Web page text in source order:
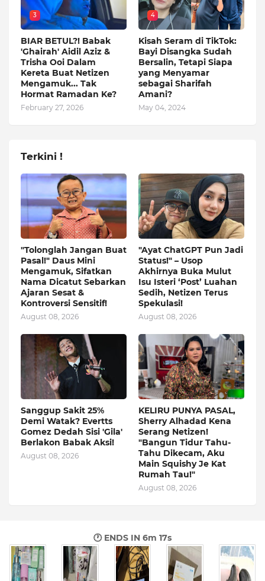
3
BIAR BETUL?! Babak
'Ghairah' Aidil Aziz &
Trisha Ooi Dalam
Kereta Buat Netizen
Mengamuk... Tak
Hormat Ramadan Ke?
February 27, 2026
4
Kisah Seram di TikTok:
Bayi Disangka Sudah
Bersalin, Tetapi Siapa
yang Menyamar
sebagai Sharifah
Amani?
May 04, 2024
Terkini !
"Tolonglah Jangan Buat
Pasal!" Daus Mini
Mengamuk, Sifatkan
Nama Dicatut Sebarkan
Ajaran Sesat &
Kontroversi Sensitif!
August 08, 2026
"Ayat ChatGPT Pun Jadi
Status!" – Usop
Akhirnya Buka Mulut
Isu Isteri ‘Post’ Luahan
Sedih, Netizen Terus
Spekulasi!
August 08, 2026
Sanggup Sakit 25%
Demi Watak? Evertts
Gomez Dedah Sisi 'Gila'
Berlakon Babak Aksi!
August 08, 2026
KELIRU PUNYA PASAL,
Sherry Alhadad Kena
Serang Netizen!
"Bangun Tidur Tahu-
Tahu Dikecam, Aku
Main Squishy Je Kat
Rumah Tau!"
August 08, 2026
🕐 ENDS IN 6m 16s